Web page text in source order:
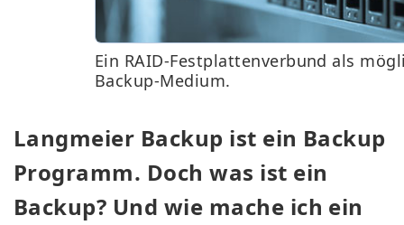
Ein RAID-Festplattenverbund als
Backup-Medium.
Langmeier Backup ist ein Backup
Programm. Doch was ist ein
Backup? Und wie mache ich ein